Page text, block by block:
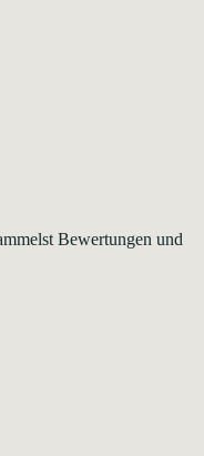
Bewertungen und